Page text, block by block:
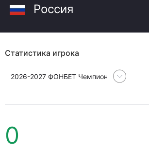
Россия
Статистика игрока
2026-2027 ФОНБЕТ Чемпионат
0